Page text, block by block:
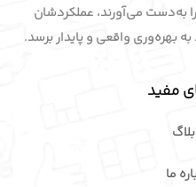
به‌دست می‌آورند، عملکردشان
بهره‌وری واقعی و پایدار برسد.
مفید
ما